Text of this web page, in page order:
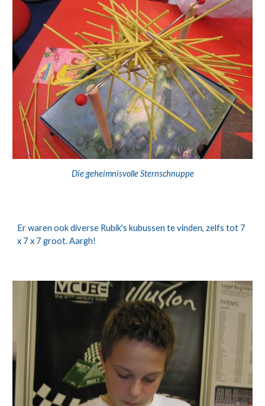
Die geheimnisvolle Sternschnuppe
Er waren ook diverse Rubik's kubussen te vinden, zelfs tot 7
x 7 x 7 groot. Aargh!